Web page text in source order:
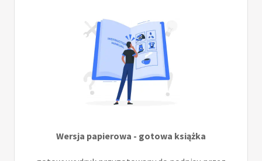
Wersja papierowa - gotowa książka